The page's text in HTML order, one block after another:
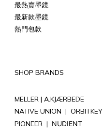
最熱賣墨鏡
最新款墨鏡
熱門包款
SHOP BRANDS
MELLER | A.KJÆRBEDE
NATIVE UNION | ORBITKEY
PIONEER | NUDIENT